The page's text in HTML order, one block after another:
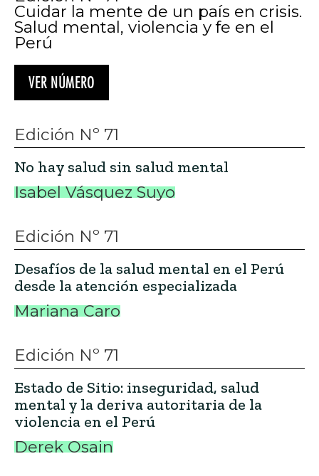
Cuidar la mente de un país en crisis.
Salud mental, violencia y fe en el
Perú
VER NÚMERO
Edición Nº 71
No hay salud sin salud mental
Isabel Vásquez Suyo
Edición Nº 71
Desafíos de la salud mental en el Perú
desde la atención especializada
Mariana Caro
Edición Nº 71
Estado de Sitio: inseguridad, salud
mental y la deriva autoritaria de la
violencia en el Perú
Derek Osain